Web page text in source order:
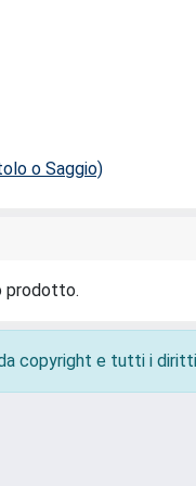
o Saggio)
prodotto.
copyright e tutti i